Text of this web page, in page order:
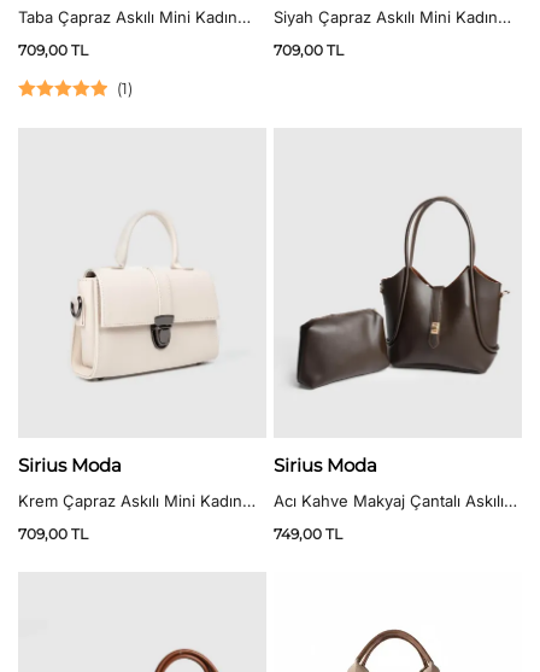
Taba Çapraz Askılı Mini Kadın
709,00 TL
(1)
Siyah Çapraz Askılı Mini Kadın
709,00 TL
Sirius Moda
Krem Çapraz Askılı Mini Kadın
709,00 TL
Sirius Moda
Acı Kahve Makyaj Çantalı Askılı
749,00 TL